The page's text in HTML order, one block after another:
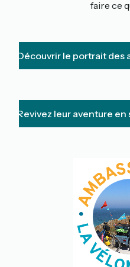
faire ce
Découvrir le portrait des
Revivez leur aventure